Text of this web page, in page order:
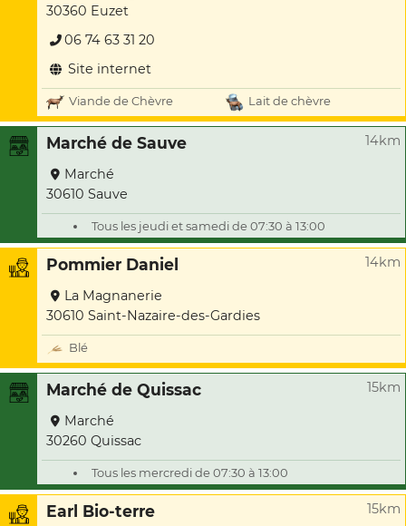
30360 Euzet
06 74 63 31 20
Site internet
Viande de Chèvre Lait de chèvre
Marché de Sauve 14km
Marché
30610 Sauve
Tous les jeudi et samedi de 07:30 à 13:00
Pommier Daniel 14km
La Magnanerie
30610 Saint-Nazaire-des-Gardies
Blé
Marché de Quissac 15km
Marché
30260 Quissac
Tous les mercredi de 07:30 à 13:00
Earl Bio-terre 15km